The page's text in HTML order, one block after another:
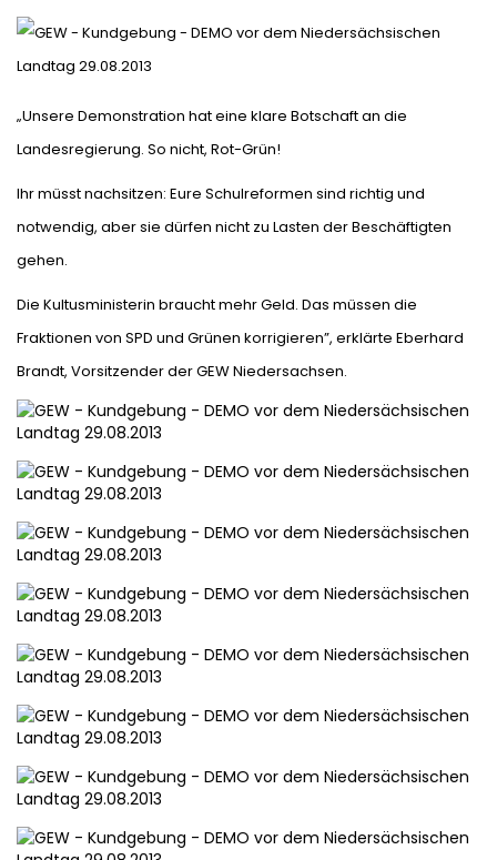
„Unsere Demonstration hat eine klare Botschaft an die
Landesregierung. So nicht, Rot-Grün!
Ihr müsst nachsitzen: Eure Schulreformen sind richtig und
notwendig, aber sie dürfen nicht zu Lasten der Beschäftigten
gehen.
Die Kultusministerin braucht mehr Geld. Das müssen die
Fraktionen von SPD und Grünen korrigieren”, erklärte Eberhard
Brandt, Vorsitzender der GEW Niedersachsen.